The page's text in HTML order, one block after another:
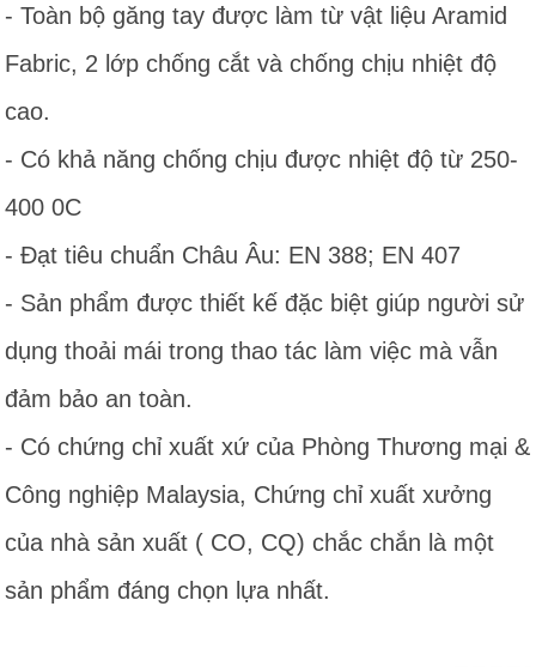
- Toàn bộ găng tay được làm từ vật liệu Aramid
Fabric, 2 lớp chống cắt và chống chịu nhiệt độ
cao.
- Có khả năng chống chịu được nhiệt độ từ 250-
400 0C
- Đạt tiêu chuẩn Châu Âu: EN 388; EN 407
- Sản phẩm được thiết kế đặc biệt giúp người sử
dụng thoải mái trong thao tác làm việc mà vẫn
đảm bảo an toàn.
- Có chứng chỉ xuất xứ của Phòng Thương mại &
Công nghiệp Malaysia, Chứng chỉ xuất xưởng
của nhà sản xuất ( CO, CQ) chắc chắn là một
sản phẩm đáng chọn lựa nhất.